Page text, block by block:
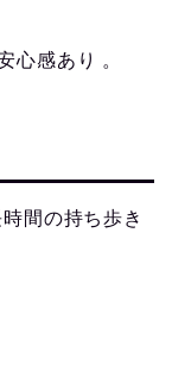
心感あり 。
間の持ち歩き